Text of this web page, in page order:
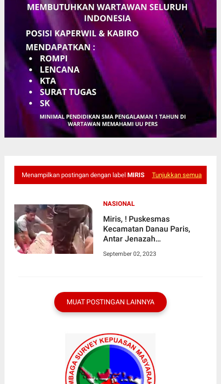
Menampilkan postingan dengan label MIRIS Tunjukkan semua
NASIONAL
Miris, ! Puskesmas
Kecamatan Danau Paris,
Antar Jenazah
September 02, 2023
MUAT POSTINGAN LAINNYA